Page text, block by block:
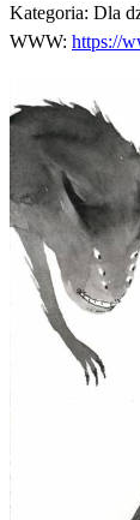
Kategoria: Dla
WWW: https://